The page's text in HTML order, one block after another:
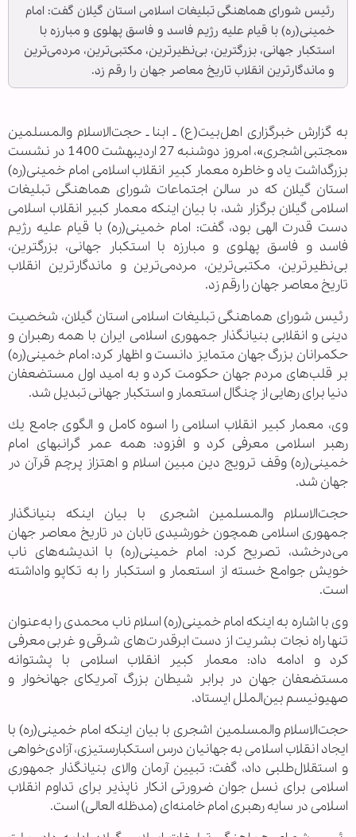
رئیس شورای هماهنگی تبلیغات اسلامی استان گیلان گفت: امام
خمینی(ره) با قیام علیه رژیم فاسد و فاسق پهلوی و مبارزه با
استکبار جهانی، بزرگترین، بی‌نظیر‌ترین، مکتبی‌ترین، مردمی‌ترین
و ماندگارترین انقلاب تاریخ معاصر جهان را رقم زد.
به گزارش خبرگزاری اهل‌بیت(ع) ـ ابنا ـ حجت‌الاسلام والمسلمین
«مجتبی اشجری»، امروز دوشنبه 27 اردیبهشت 1400 در نشست
بزرگداشت یاد و خاطره معمار کبیر انقلاب اسلامی امام خمینی(ره)
استان گیلان که در سالن اجتماعات شورای هماهنگی تبلیغات
اسلامی گیلان برگزار شد، با بیان اینکه معمار کبیر انقلاب اسلامی
دست قدرت الهی بود، گفت: امام خمینی(ره) با قیام علیه رژیم
فاسد و فاسق پهلوی و مبارزه با استکبار جهانی، بزرگترین،
بی‌نظیر‌ترین، مکتبی‌ترین، مردمی‌ترین و ماندگارترین انقلاب
تاریخ معاصر جهان را رقم زد.
رئیس شورای هماهنگی تبلیغات اسلامی استان گیلان، شخصیت
دینی و انقلابی بنیانگذار جمهوری اسلامی ایران با همه رهبران و
حکمرانان بزرگ جهان متمایز دانست و اظهار کرد: امام خمینی(ره)
بر قلب‌های مردم جهان حکومت ‌کرد و به اميد اول مستضعفان
دنیا برای رهایی از چنگال استعمار و استکبار جهانی تبدیل شد.
وی، معمار کبیر انقلاب اسلامی را اسوه كامل و الگوی جامع يك
رهبر اسلامى معرفی کرد و افزود: همه عمر گرانبهای امام
خمینی(ره) وقف ترویج دین مبین اسلام و اهتزاز پرچم قرآن در
جهان شد.
حجت‌الاسلام والمسلمین اشجری با بیان اینکه بنیانگذار
جمهوری اسلامی همچون خورشیدی تابان در تاريخ معاصر جهان
می‌درخشد، تصریح کرد: امام خمینی(ره) با اندیشه‌های ناب
خویش جوامع خسته از استعمار و استکبار را به تکاپو واداشته
است.
وی با اشاره به اینکه امام خمینی(ره) اسلام ناب محمدی را به‌عنوان
تنها راه نجات بشریت از دست ابرقدرت‌های شرقی و غربی معرفی
کرد و ادامه داد: معمار کبیر انقلاب اسلامی با پشتوانه
مستضعفان جهان در برابر شیطان بزرگ آمریکای جهانخوار و
صهیونیسم بین‌الملل ایستاد.
حجت‌الاسلام والمسلمین اشجری با بیان اینکه امام خمینی(ره) با
ایجاد انقلاب اسلامی به جهانیان درس استکبارستیزی، آزادی‌خواهی
و استقلال‌طلبی داد، گفت: تبیین آرمان والای بنیانگذار جمهوری
اسلامی برای نسل جوان ضرورتی انکار ناپذیر برای تداوم انقلاب
اسلامی در سایه رهبری امام خامنه‌ای (مدظله العالی) است.